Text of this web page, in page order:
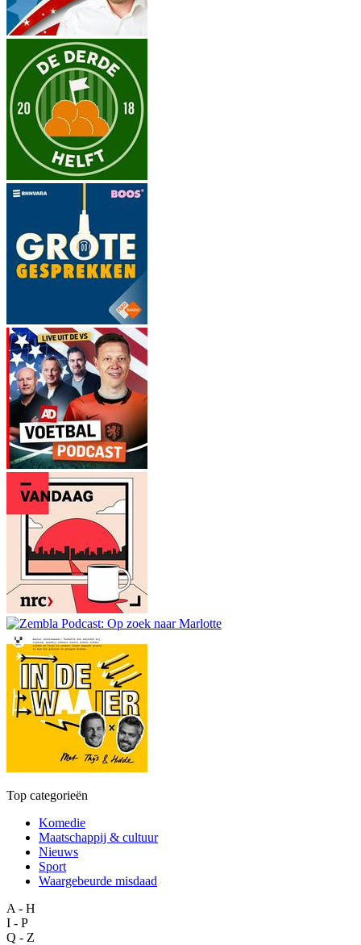
Top categorieën
Komedie
Maatschappij & cultuur
Nieuws
Sport
Waargebeurde misdaad
A - H
I - P
Q - Z